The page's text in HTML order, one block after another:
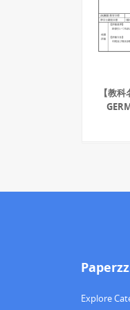
【教
Explore